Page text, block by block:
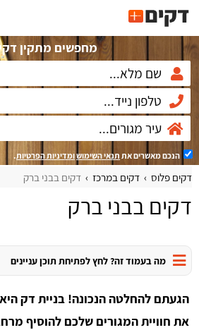
מחפשים מתקין
הנכם מאשרים את תנאי השימושומדיניות הפרטיות.
דקים פלוס דקים במרכז דקים בבני ברק
דקים בבני ברק
מה בעמוד זה? לחץ לפתיחת תוכן עניינים
הגעתם להחלטה הנכונה! בניית דק
את חוויית המגורים שלכם להוסיף